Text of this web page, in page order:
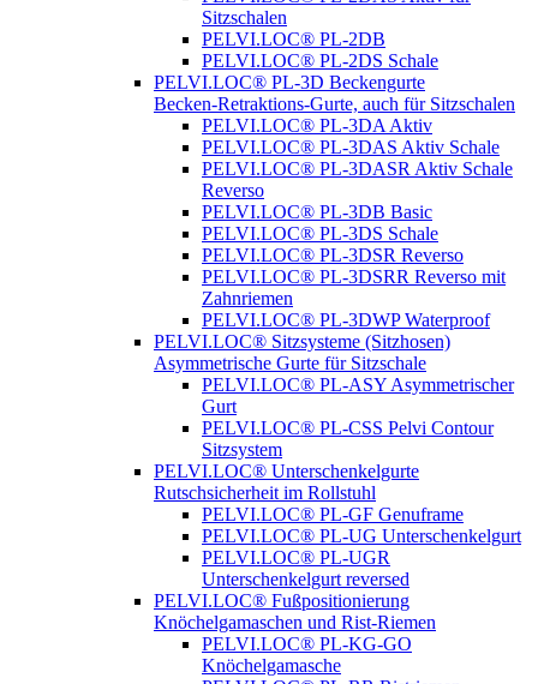
Sitzschalen
PELVI.LOC® PL-2DB
PELVI.LOC® PL-2DS Schale
PELVI.LOC® PL-3D Beckengurte
Becken-Retraktions-Gurte, auch für Sitzschalen
PELVI.LOC® PL-3DA Aktiv
PELVI.LOC® PL-3DAS Aktiv Schale
PELVI.LOC® PL-3DASR Aktiv Schale
Reverso
PELVI.LOC® PL-3DB Basic
PELVI.LOC® PL-3DS Schale
PELVI.LOC® PL-3DSR Reverso
PELVI.LOC® PL-3DSRR Reverso mit
Zahnriemen
PELVI.LOC® PL-3DWP Waterproof
PELVI.LOC® Sitzsysteme (Sitzhosen)
Asymmetrische Gurte für Sitzschale
PELVI.LOC® PL-ASY Asymmetrischer
Gurt
PELVI.LOC® PL-CSS Pelvi Contour
Sitzsystem
PELVI.LOC® Unterschenkelgurte
Rutschsicherheit im Rollstuhl
PELVI.LOC® PL-GF Genuframe
PELVI.LOC® PL-UG Unterschenkelgurt
PELVI.LOC® PL-UGR
Unterschenkelgurt reversed
PELVI.LOC® Fußpositionierung
Knöchelgamaschen und Rist-Riemen
PELVI.LOC® PL-KG-GO
Knöchelgamasche